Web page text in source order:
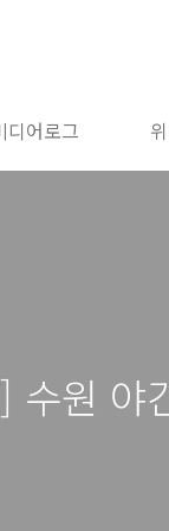
디어로그
수원 야